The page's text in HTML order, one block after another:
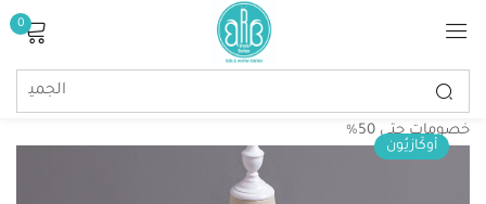
0
أُوكَازيُون
خصومات حتي 50%
تسجيل الدخول